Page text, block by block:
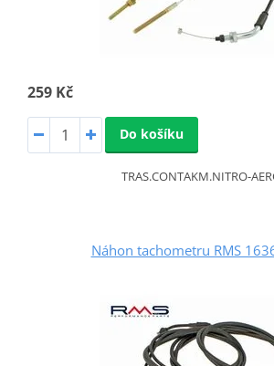
259 Kč
Do košíku
TRAS.CONTAKM.NITRO-
Náhon tachometru RMS